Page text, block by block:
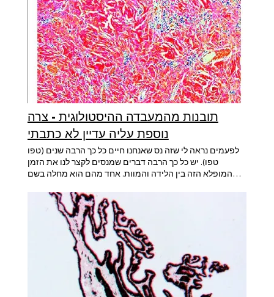
תובנות מהמעבדה ההיסטולוגית - צרה
נוספת עליה עדיין לא כתבתי
לפעמים נראה לי שזה נס שאנחנו חיים כל כך הרבה שנים (טפו
טפו). יש כל כך הרבה דברים שמנסים לקצר לנו את הזמן
המופלא הזה בין הלידה והמוות. אחד מהם הוא מחלה בשם
גורמת לבעיות באיברים שונים ובמצבים שונים, מה שנקרא
מחלה רב-מערכתית. כדי להוסיף לסיבוך, זוהו ארבעה סוגים
שונים של המחלה, לחלקם רקע תורשתי. מה שמדהים במחלה
הזו הוא המקום ממנו היא מתחילה. המקור לכל סוגי
העמילואידוזיס הוא בפגם באופן ההתקפלות של חלבון מסוים
המיוצר ומופרש על ידי חלק מתאי הדם הלבנים שלנו. באופן
נורמלי, יש חלבונים המיוצרים בתאי הגוף וחלקם גם מופרשים
אל מחוץ לתאים, למשל לזרם הדם. באופן פשוט, תהליך יצירת
חלבון מתחיל במולקולה שנצמדת ל-DNA בגרעין התא